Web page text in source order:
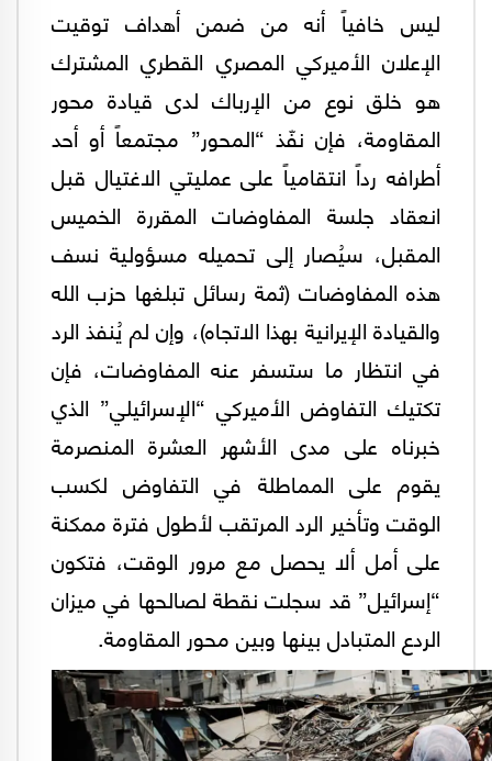
ليس خافياً أنه من ضمن أهداف توقيت
الإعلان الأميركي المصري القطري المشترك
هو خلق نوع من الإرباك لدى قيادة محور
المقاومة، فإن نفّذ “المحور” مجتمعاً أو أحد
أطرافه رداً انتقامياً على عمليتي الاغتيال قبل
انعقاد جلسة المفاوضات المقررة الخميس
المقبل، سيُصار إلى تحميله مسؤولية نسف
هذه المفاوضات (ثمة رسائل تبلغها حزب الله
والقيادة الإيرانية بهذا الاتجاه)، وإن لم يُنفذ الرد
في انتظار ما ستسفر عنه المفاوضات، فإن
تكتيك التفاوض الأميركي “الإسرائيلي” الذي
خبرناه على مدى الأشهر العشرة المنصرمة
يقوم على المماطلة في التفاوض لكسب
الوقت وتأخير الرد المرتقب لأطول فترة ممكنة
على أمل ألا يحصل مع مرور الوقت، فتكون
“إسرائيل” قد سجلت نقطة لصالحها في ميزان
الردع المتبادل بينها وبين محور المقاومة.